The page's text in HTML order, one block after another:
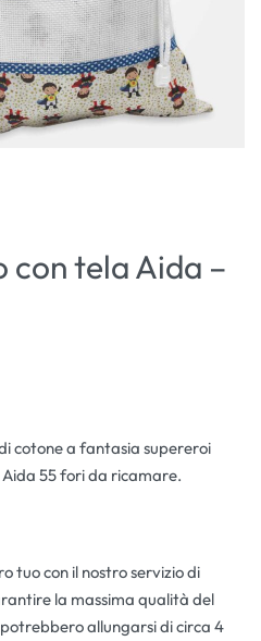
con tela Aida –
cotone a fantasia supereroi
55 fori da ricamare.
tuo con il nostro servizio di
la massima qualità del
allungarsi di circa 4